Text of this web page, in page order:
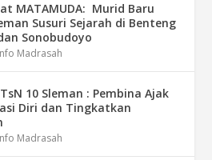
MATAMUDA: Murid Baru
Susuri Sejarah di Benteng
Sonobudoyo
Madrasah
10 Sleman : Pembina Ajak
Diri dan Tingkatkan
Madrasah